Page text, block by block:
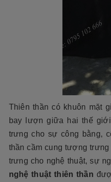
Thiên thần có khuôn mặt
bay lượn giữa hai thế
trưng cho sự công bằng,
thần cầm cung tượng
trưng cho nghệ thuật, sự
nghệ thuật thiên thần